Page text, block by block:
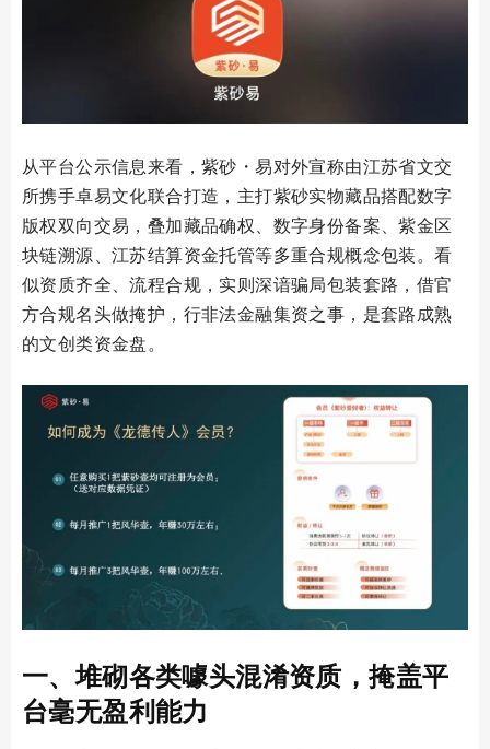
从平台公示信息来看，紫砂・易对外宣称由江苏省文交
所携手卓易文化联合打造，主打紫砂实物藏品搭配数字
版权双向交易，叠加藏品确权、数字身份备案、紫金区
块链溯源、江苏结算资金托管等多重合规概念包装。看
似资质齐全、流程合规，实则深谙骗局包装套路，借官
方合规名头做掩护，行非法金融集资之事，是套路成熟
的文创类资金盘。
一、堆砌各类噱头混淆资质，掩盖平
台毫无盈利能力